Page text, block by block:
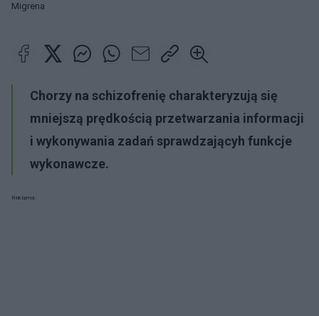
Migrena
Chorzy na schizofrenię charakteryzują się
mniejszą prędkością przetwarzania informacji
i wykonywania zadań sprawdzającyh funkcje
wykonawcze.
Reklama: